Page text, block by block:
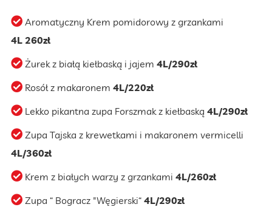
Aromatyczny Krem pomidorowy z grzankami
4L 260zł
Żurek z białą kiełbaską i jajem4L/290zł
Rosół z makaronem4L/220zł
Lekko pikantna zupa Forszmak z kiełbaską4L/290zł
Zupa Tajska z krewetkami i makaronem vermicelli
4L/360zł
Krem z białych warzy z grzankami4L/260zł
Zupa “ Bogracz "Węgierski“4L/290zł